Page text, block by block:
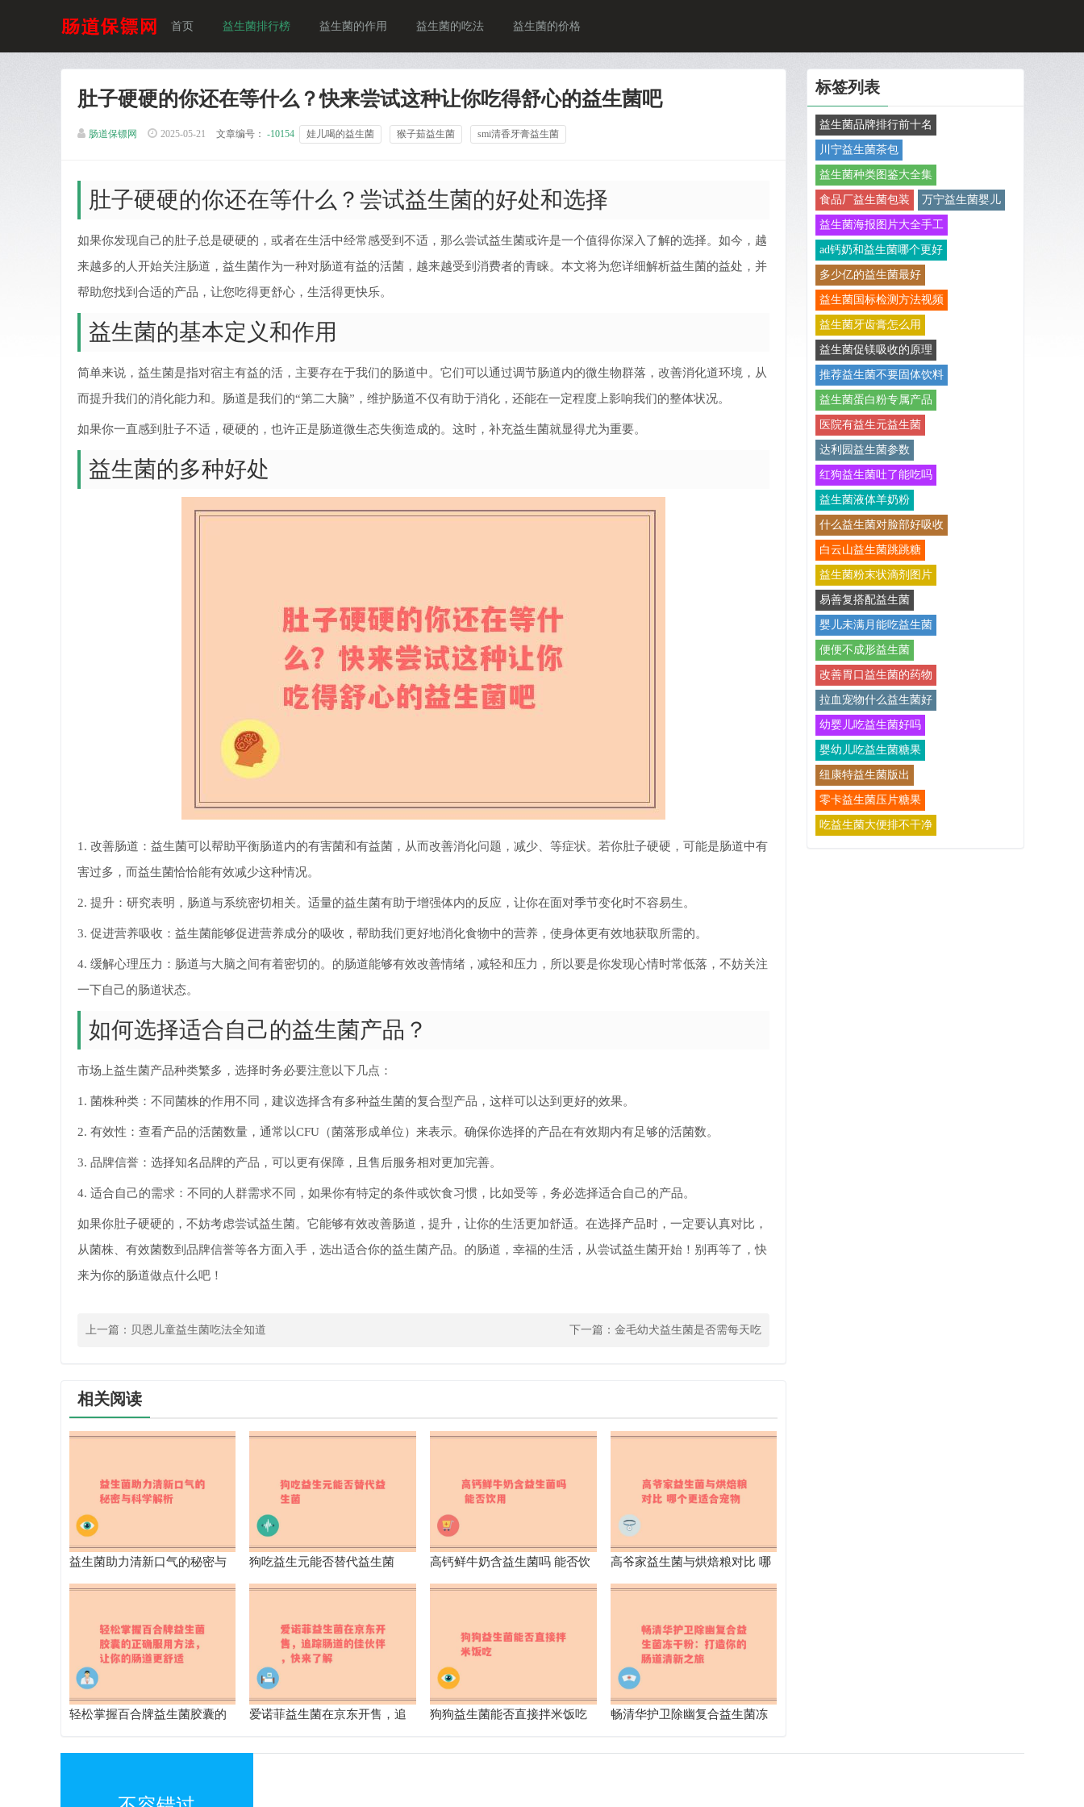
首页 益生菌排行榜 益生菌的作用 益生菌的吃法 益生菌的价格
肚子硬硬的你还在等什么？快来尝试这种让你吃得舒心的益生菌吧
肠道保镖网 2025-05-21 文章编号： -10154 娃儿喝的益生菌 猴子茹益生菌 smi清香牙膏益生菌
肚子硬硬的你还在等什么？尝试益生菌的好处和选择
如果你发现自己的肚子总是硬硬的，或者在生活中经常感受到不适，那么尝试益生菌或许是一个值得你深入了解的选择。如今，越
来越多的人开始关注肠道，益生菌作为一种对肠道有益的活菌，越来越受到消费者的青睐。本文将为您详细解析益生菌的益处，并
帮助您找到合适的产品，让您吃得更舒心，生活得更快乐。
益生菌的基本定义和作用
简单来说，益生菌是指对宿主有益的活，主要存在于我们的肠道中。它们可以通过调节肠道内的微生物群落，改善消化道环境，从
而提升我们的消化能力和。肠道是我们的“第二大脑”，维护肠道不仅有助于消化，还能在一定程度上影响我们的整体状况。
如果你一直感到肚子不适，硬硬的，也许正是肠道微生态失衡造成的。这时，补充益生菌就显得尤为重要。
益生菌的多种好处
1. 改善肠道：益生菌可以帮助平衡肠道内的有害菌和有益菌，从而改善消化问题，减少、等症状。若你肚子硬硬，可能是肠道中有
害过多，而益生菌恰恰能有效减少这种情况。
2. 提升：研究表明，肠道与系统密切相关。适量的益生菌有助于增强体内的反应，让你在面对季节变化时不容易生。
3. 促进营养吸收：益生菌能够促进营养成分的吸收，帮助我们更好地消化食物中的营养，使身体更有效地获取所需的。
4. 缓解心理压力：肠道与大脑之间有着密切的。的肠道能够有效改善情绪，减轻和压力，所以要是你发现心情时常低落，不妨关注
一下自己的肠道状态。
如何选择适合自己的益生菌产品？
市场上益生菌产品种类繁多，选择时务必要注意以下几点：
1. 菌株种类：不同菌株的作用不同，建议选择含有多种益生菌的复合型产品，这样可以达到更好的效果。
2. 有效性：查看产品的活菌数量，通常以CFU（菌落形成单位）来表示。确保你选择的产品在有效期内有足够的活菌数。
3. 品牌信誉：选择知名品牌的产品，可以更有保障，且售后服务相对更加完善。
4. 适合自己的需求：不同的人群需求不同，如果你有特定的条件或饮食习惯，比如受等，务必选择适合自己的产品。
如果你肚子硬硬的，不妨考虑尝试益生菌。它能够有效改善肠道，提升，让你的生活更加舒适。在选择产品时，一定要认真对比，
从菌株、有效菌数到品牌信誉等各方面入手，选出适合你的益生菌产品。的肠道，幸福的生活，从尝试益生菌开始！别再等了，快
来为你的肠道做点什么吧！
上一篇： 贝恩儿童益生菌吃法全知道 下一篇： 金毛幼犬益生菌是否需每天吃
相关阅读
益生菌助力清新口气的秘密与
科学解析
狗吃益生元能否替代益生菌
高钙鲜牛奶含益生菌吗 能否饮
用
高爷家益生菌与烘焙粮对比 哪
个更适合宠物
轻松掌握百合牌益生菌胶囊的
舒适
爱诺菲益生菌在京东开售，追
狗狗益生菌能否直接拌米饭吃
畅清华护卫除幽复合益生菌冻
标签列表
益生菌品牌排行前十名
川宁益生菌茶包
益生菌种类图鉴大全集
食品厂益生菌包装 万宁益生菌婴儿
益生菌海报图片大全手工
ad钙奶和益生菌哪个更好
多少亿的益生菌最好
益生菌国标检测方法视频
益生菌牙齿膏怎么用
益生菌促镁吸收的原理
推荐益生菌不要固体饮料
益生菌蛋白粉专属产品
医院有益生元益生菌
达利园益生菌参数
红狗益生菌吐了能吃吗
益生菌液体羊奶粉
什么益生菌对脸部好吸收
白云山益生菌跳跳糖
益生菌粉末状滴剂图片
易善复搭配益生菌
婴儿未满月能吃益生菌
便便不成形益生菌
改善胃口益生菌的药物
拉血宠物什么益生菌好
幼婴儿吃益生菌好吗
婴幼儿吃益生菌糖果
纽康特益生菌版出
零卡益生菌压片糖果
吃益生菌大便排不干净